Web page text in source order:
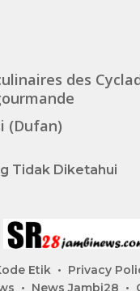
des
(Dufan)
Tidak Diketahui
Etik Privacy
News Jambi28